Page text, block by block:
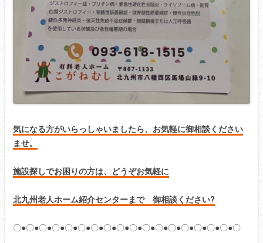
気になる方がいらっしゃいましたら、お気軽に御相談ください
ませ。
施設探しでお困りの方は、どうぞお気軽に
北九州老人ホーム紹介センターまで 御相談ください?
〇●〇●〇●〇●〇●〇●〇●〇●〇●〇●〇●〇●〇●〇●〇●〇●〇●〇